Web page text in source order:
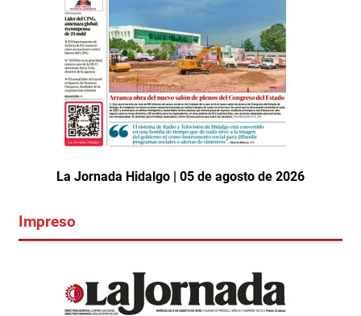
La Jornada Hidalgo | 05 de agosto de 2026
Impreso